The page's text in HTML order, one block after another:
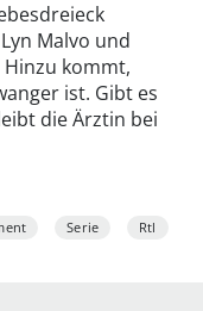
Malvo und
Hinzu kommt,
ist. Gibt es
die Ärztin bei
Serie Rtl